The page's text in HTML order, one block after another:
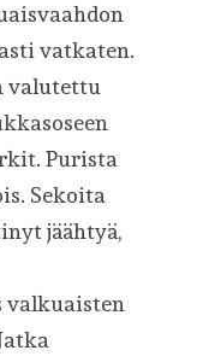
vatkaten.
valutettu
Purista
Sekoita
jäähtyä,
valkuaisten